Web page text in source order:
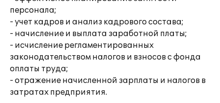
персонала;
- учет кадров и анализ кадрового состава;
- начисление и выплата заработной платы;
- исчисление регламентированных
законодательством налогов и взносов с фонда
оплаты труда;
- отражение начисленной зарплаты и налогов в
затратах предприятия.